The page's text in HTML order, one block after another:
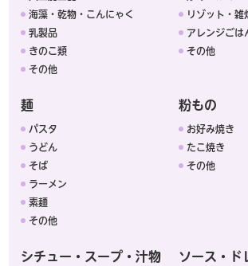
海藻・乾物・こんにゃく
乳製品
きのこ類
その他
リゾット・雑
アレンジごは
その他
麺
パスタ
うどん
そば
ラーメン
素麺
その他
粉もの
お好み焼き
たこ焼き
その他
シチュー・スープ・汁物 ソース・ド